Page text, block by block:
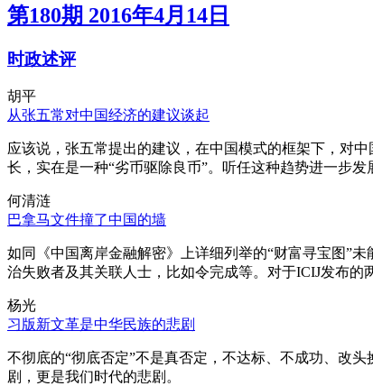
第180期 2016年4月14日
时政述评
胡平
从张五常对中国经济的建议谈起
应该说，张五常提出的建议，在中国模式的框架下，对
长，实在是一种“劣币驱除良币”。听任这种趋势进一步发
何清涟
巴拿马文件撞了中国的墙
如同《中国离岸金融解密》上详细列举的“财富寻宝图”
治失败者及其关联人士，比如令完成等。对于ICIJ发布的
杨光
习版新文革是中华民族的悲剧
不彻底的“彻底否定”不是真否定，不达标、不成功、改
剧，更是我们时代的悲剧。